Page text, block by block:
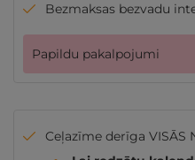
Bezmaksas bezvadu
Papildu pakalpojumi
Ceļazīme derīga VISĀS